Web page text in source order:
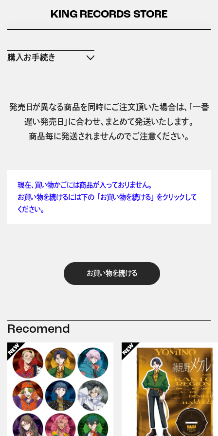
KING RECORDS STORE
購入お手続き
発売日が異なる商品を同時にご注文頂いた場合は、「一番
遅い発売日」に合わせ、まとめて発送いたします。
商品毎に発送されませんのでご注意ください。
現在、買い物かごには商品が入っておりません。
お買い物を続けるには下の 「お買い物を続ける」 をクリックして
ください。
お買い物を続ける
Recomend